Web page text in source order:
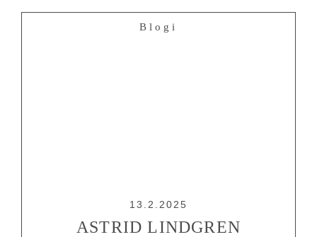
Blogi
13.2.2025
ASTRID LINDGREN